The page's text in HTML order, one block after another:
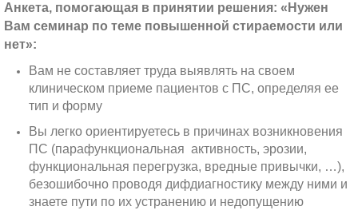
Анкета, помогающая в принятии решения: «Нужен
Вам семинар по теме повышенной стираемости или
нет»:
Вам не составляет труда выявлять на своем
клиническом приеме пациентов с ПС, определяя ее
тип и форму
Вы легко ориентируетесь в причинах возникновения
ПС (парафункциональная активность, эрозии,
функциональная перегрузка, вредные привычки, …),
безошибочно проводя дифдиагностику между ними и
знаете пути по их устранению и недопущению